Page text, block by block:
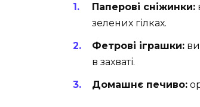
Паперові сніжинки:
зелених гілках.
Фетрові іграшки:
в захваті.
Домашнє печиво: